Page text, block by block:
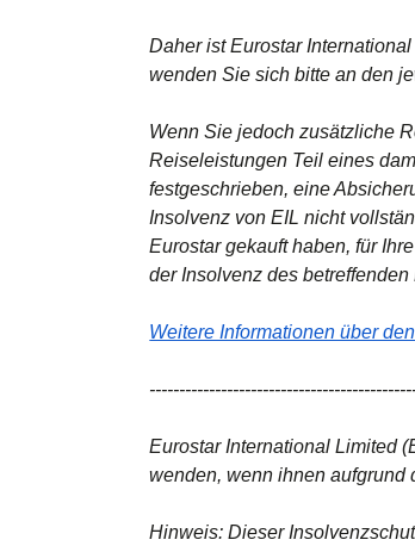
Daher ist Eurostar
wenden Sie sich bitte an den
Wenn Sie jedoch zusätzliche
Reiseleistungen Teil eines
festgeschrieben, eine
Insolvenz von EIL nicht
Eurostar gekauft haben, für
der Insolvenz des
Weitere Informationen über
Eurostar International Limited
wenden, wenn ihnen aufgrund
Hinweis: Dieser